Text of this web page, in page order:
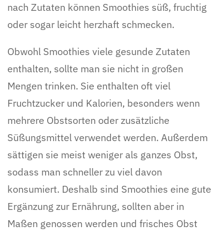
nach Zutaten können Smoothies süß, fruchtig
oder sogar leicht herzhaft schmecken.
Obwohl Smoothies viele gesunde Zutaten
enthalten, sollte man sie nicht in großen
Mengen trinken. Sie enthalten oft viel
Fruchtzucker und Kalorien, besonders wenn
mehrere Obstsorten oder zusätzliche
Süßungsmittel verwendet werden. Außerdem
sättigen sie meist weniger als ganzes Obst,
sodass man schneller zu viel davon
konsumiert. Deshalb sind Smoothies eine gute
Ergänzung zur Ernährung, sollten aber in
Maßen genossen werden und frisches Obst